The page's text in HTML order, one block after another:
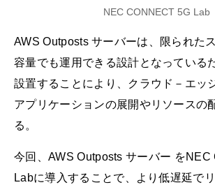
NEC CONNECT 5G Lab
AWS Outposts サーバーは、限られた
容量でも運用できる設計となっている
設置することにより、クラウド－エッ
アプリケーションの展開やリソースの
る。
今回、AWS Outposts サーバー を
Labに導入することで、より低遅延で